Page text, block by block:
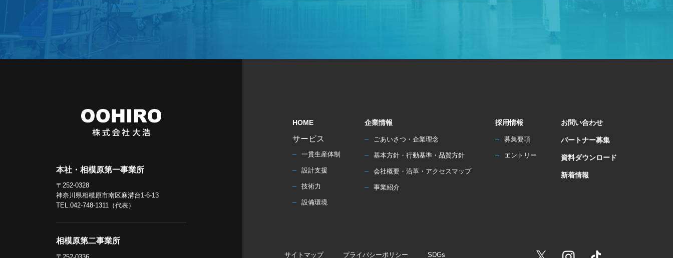
本社・相模原第一事業所
〒252-0328
神奈川県相模原市南区麻溝台1-6-13
TEL.042-748-1311（代表）
相模原第二事業所
HOME
サービス
一貫生産体制
設計支援
技術力
設備環境
企業情報
ごあいさつ・企業理念
基本方針・行動基準・品質方針
会社概要・沿革・アクセスマップ
事業紹介
採用情報
募集要項
エントリー
お問い合わせ
パートナー募集
資料ダウンロード
新着情報
サイトマップ プライバシーポリシー SDGs